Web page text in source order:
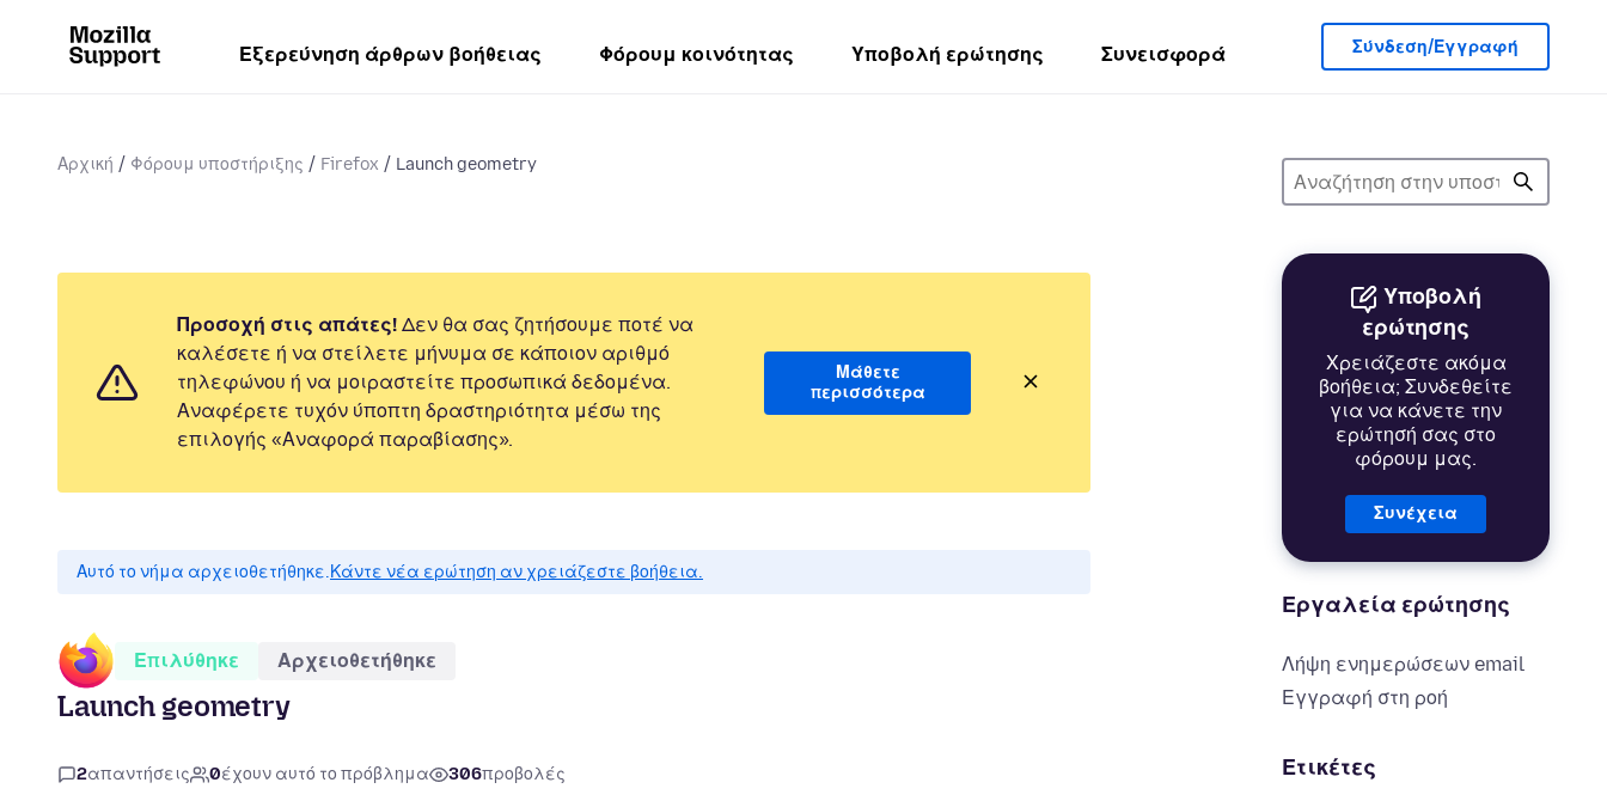
Εξερεύνηση άρθρων βοήθειας Φόρουμ κοινότητας Υποβολή ερώτησης Συνεισφορά Σύνδεση/Εγγραφή
Αρχική Φόρουμ υποστήριξης Firefox Launch geometry
Υποβολή
ερώτησης
Χρειάζεστε ακόμα
βοήθεια; Συνδεθείτε
για να κάνετε την
ερώτησή σας στο
φόρουμ μας.
Συνέχεια
Εργαλεία ερώτησης
Λήψη ενημερώσεων email
Εγγραφή στη ροή
Ετικέτες
Προσοχή στις απάτες! Δεν θα σας ζητήσουμε ποτέ να
καλέσετε ή να στείλετε μήνυμα σε κάποιον αριθμό
τηλεφώνου ή να μοιραστείτε προσωπικά δεδομένα.
Αναφέρετε τυχόν ύποπτη δραστηριότητα μέσω της
επιλογής «Αναφορά παραβίασης».
Μάθετε
περισσότερα
Αυτό το νήμα αρχειοθετήθηκε.Κάντε νέα ερώτηση αν χρειάζεστε βοήθεια.
Επιλύθηκε Αρχειοθετήθηκε
Launch geometry
2απαντήσεις 0έχουν αυτό το πρόβλημα 306προβολές